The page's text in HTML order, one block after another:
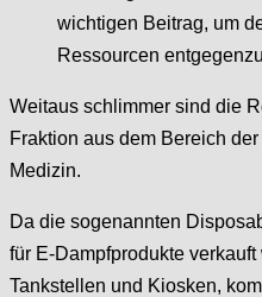
wichtigen Beitrag, um
Ressourcen
Weitaus schlimmer sind die
Fraktion aus dem Bereich
Medizin.
Da die sogenannten
für E-Dampfprodukte
Tankstellen und Kiosken,